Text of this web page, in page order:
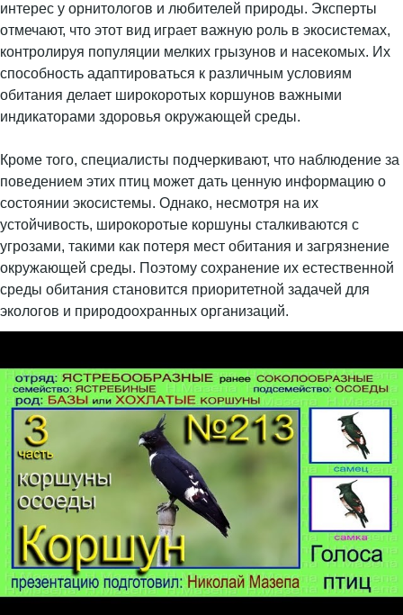
интерес у орнитологов и любителей природы. Эксперты
отмечают, что этот вид играет важную роль в экосистемах,
контролируя популяции мелких грызунов и насекомых. Их
способность адаптироваться к различным условиям
обитания делает широкоротых коршунов важными
индикаторами здоровья окружающей среды.
Кроме того, специалисты подчеркивают, что наблюдение за
поведением этих птиц может дать ценную информацию о
состоянии экосистемы. Однако, несмотря на их
устойчивость, широкоротые коршуны сталкиваются с
угрозами, такими как потеря мест обитания и загрязнение
окружающей среды. Поэтому сохранение их естественной
среды обитания становится приоритетной задачей для
экологов и природоохранных организаций.